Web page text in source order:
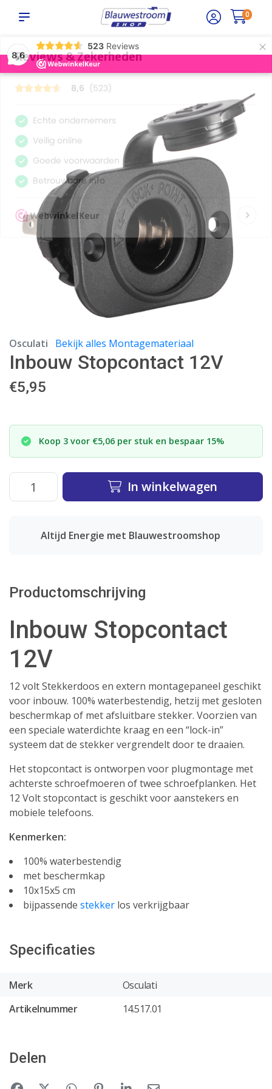
8,6
523 Reviews ×
0
Osculati Bekijk alles Montagemateriaal
Inbouw Stopcontact 12V
€5,95
Koop 3 voor €5,06 per stuk en bespaar 15%
In winkelwagen
Altijd Energie met Blauwestroomshop
Productomschrijving
Inbouw Stopcontact
12V
12 volt Stekkerdoos en extern montagepaneel geschikt
voor inbouw. 100% waterbestendig, hetzij met gesloten
beschermkap of met afsluitbare stekker. Voorzien van
een speciale waterdichte kraag en een “lock-in”
systeem dat de stekker vergrendelt door te draaien.
Het stopcontact is ontworpen voor plugmontage met
achterste schroefmoeren of twee schroefplanken. Het
12 Volt stopcontact is geschikt voor aanstekers en
mobiele telefoons.
Kenmerken:
100% waterbestendig
met beschermkap
10x15x5 cm
bijpassende stekker los verkrijgbaar
Specificaties
Merk
Osculati
Artikelnummer
14.517.01
Delen